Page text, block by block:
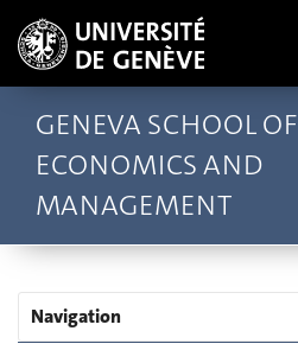
GENEVA SCHOOL OF
ECONOMICS AND
MANAGEMENT
Navigation